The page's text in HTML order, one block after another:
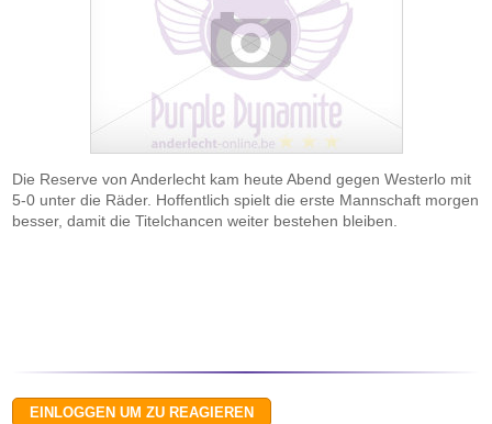
Die Reserve von Anderlecht kam heute Abend gegen Westerlo mit
5-0 unter die Räder. Hoffentlich spielt die erste Mannschaft morgen
besser, damit die Titelchancen weiter bestehen bleiben.